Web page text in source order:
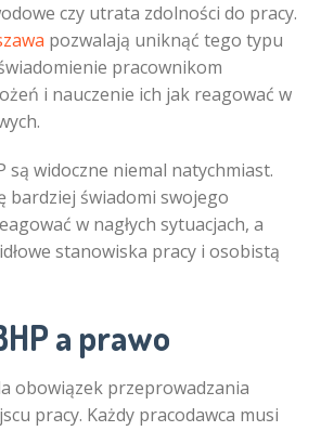
czy utrata zdolności do pracy.
pozwalają uniknąć tego typu
pracownikom
i nauczenie ich jak reagować w
są widoczne niemal natychmiast.
bardziej świadomi swojego
w nagłych sytuacjach, a
stanowiska pracy i osobistą
a prawo
obowiązek przeprowadzania
pracy. Każdy pracodawca musi